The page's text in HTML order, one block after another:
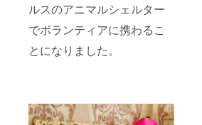
ルスのアニマルシェルター
でボランティアに携わるこ
とになりました。